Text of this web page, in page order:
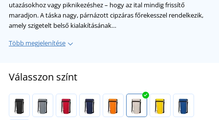
utazásokhoz vagy piknikezéshez – hogy az ital mindig frissítő
maradjon. A táska nagy, párnázott cipzáras főrekesszel rendelkezik,
amely szigetelt belső kialakításának…
Több megjelenítése
Válasszon színt